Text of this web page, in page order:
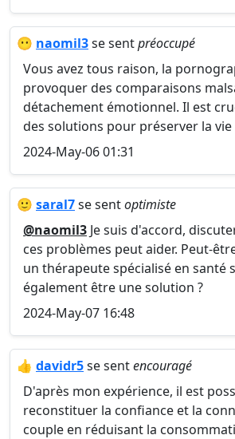
😶 naomil3se sentpréoccupé
Vous avez tous raison, la
provoquer des comparaisons
détachement émotionnel. Il est
des solutions pour préserver la
2024-May-06 01:31
🙂 saral7se sentoptimiste
@naomil3 Je suis d'accord,
ces problèmes peut aider. Peut-
un thérapeute spécialisé en santé
également être une solution ?
2024-May-07 16:48
👍 davidr5se sentencouragé
D'après mon expérience, il est
reconstituer la confiance et la
couple en réduisant la